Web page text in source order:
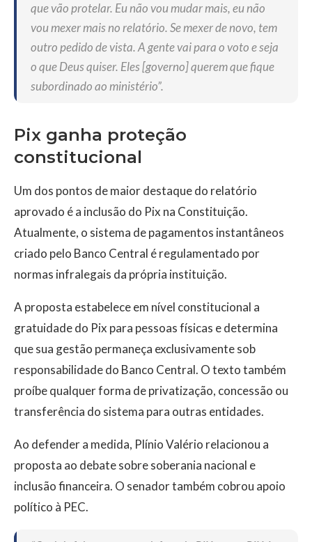
que vão protelar. Eu não vou mudar mais, eu não
vou mexer mais no relatório. Se mexer de novo, tem
outro pedido de vista. A gente vai para o voto e seja
o que Deus quiser. Eles [governo] querem que fique
subordinado ao ministério”.
Pix ganha proteção
constitucional
Um dos pontos de maior destaque do relatório
aprovado é a inclusão do Pix na Constituição.
Atualmente, o sistema de pagamentos instantâneos
criado pelo Banco Central é regulamentado por
normas infralegais da própria instituição.
A proposta estabelece em nível constitucional a
gratuidade do Pix para pessoas físicas e determina
que sua gestão permaneça exclusivamente sob
responsabilidade do Banco Central. O texto também
proíbe qualquer forma de privatização, concessão ou
transferência do sistema para outras entidades.
Ao defender a medida, Plínio Valério relacionou a
proposta ao debate sobre soberania nacional e
inclusão financeira. O senador também cobrou apoio
político à PEC.